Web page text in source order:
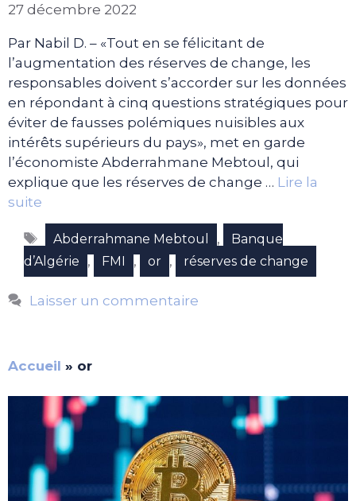
27 décembre 2022
Par Nabil D. – «Tout en se félicitant de
l’augmentation des réserves de change, les
responsables doivent s’accorder sur les données
en répondant à cinq questions stratégiques pour
éviter de fausses polémiques nuisibles aux
intérêts supérieurs du pays», met en garde
l’économiste Abderrahmane Mebtoul, qui
explique que les réserves de change … Lire la
suite
Étiquettes
Abderrahmane Mebtoul ,
Banque
d’Algérie
, FMI , or , réserves de change
Laisser un commentaire
Accueil » or